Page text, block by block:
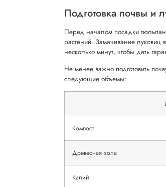
Подготовка почвы и
Перед началом посадки
растений. Замачивание луковиц
несколько минут, чтобы дать
Не менее важно подготовить
следующие объемы:
Компост
Древесная зола
Калий